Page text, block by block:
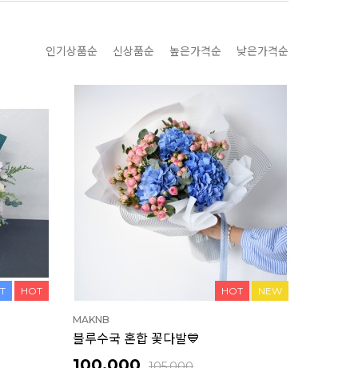
인기상품순 신상품순 높은가격순 낮은가격순
HOT HOT NEW
MAKNB
블루수국 혼합 꽃다발💙